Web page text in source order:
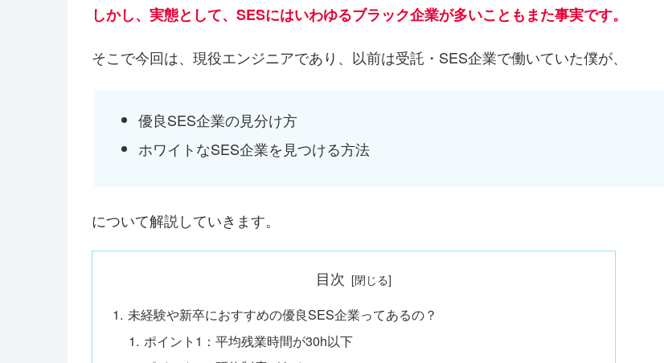
しかし、実態として、SESにはいわゆるブラック企業が多いこともまた事実です。
そこで今回は、現役エンジニアであり、以前は受託・SES企業で働いていた僕が、
優良SES企業の見分け方
ホワイトなSES企業を見つける方法
について解説していきます。
目次
未経験や新卒におすすめの優良SES企業ってあるの？
ポイント1：平均残業時間が30h以下